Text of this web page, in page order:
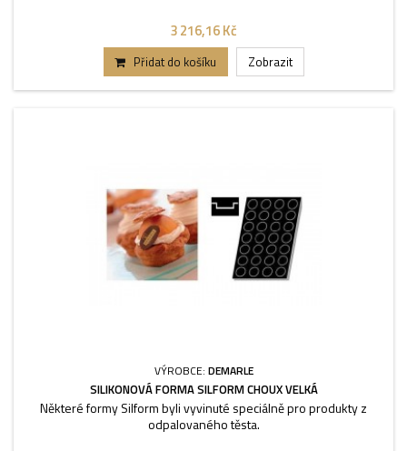
3 216,16 Kč
Přidat do košíku Zobrazit
VÝROBCE: DEMARLE
SILIKONOVÁ FORMA SILFORM CHOUX VELKÁ
Některé formy Silform byli vyvinuté speciálně pro produkty z
odpalovaného těsta.